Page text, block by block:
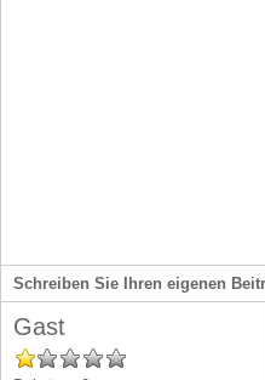
Schreiben Sie Ihren eigenen
Gast